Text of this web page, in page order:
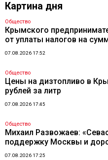
Картина дня
Общество
Крымского
от уплаты налогов на
07.08.2026 17:52
Общество
Цены на дизтопливо в
рублей за литр
07.08.2026 17:45
Общество
Михаил Развожаев:
поддержку Москвы и
07.08.2026 17:25